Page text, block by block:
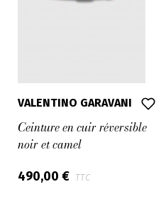
VALENTINO GARAVANI
Ceinture en cuir réversible
noir et camel
490,00 € TTC